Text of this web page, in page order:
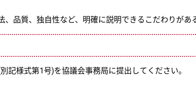
品質、独自性など、明確に説明できるこだわりがあ
記様式第1号)を協議会事務局に提出してください。